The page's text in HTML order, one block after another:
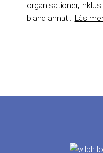
organisationer,
bland annat... Läs mer